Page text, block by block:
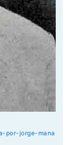
por-jorge-mana